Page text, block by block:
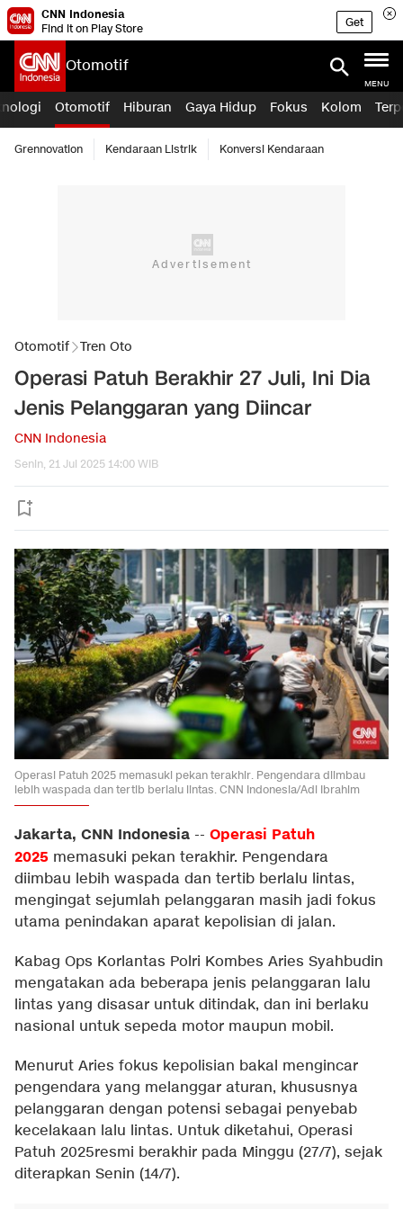
CNN Indonesia
Find it on Play Store
Get
Otomotif
MENU
Otomotif Hiburan Gaya Hidup Fokus Kolom
Grennovation Kendaraan Listrik Konversi Kendaraan
Otomotif Tren Oto
Operasi Patuh Berakhir 27 Juli, Ini Dia
Jenis Pelanggaran yang Diincar
CNN Indonesia
Senin, 21 Jul 2025 14:00 WIB
Operasi Patuh 2025 memasuki pekan terakhir. Pengendara diimbau
lebih waspada dan tertib berlalu lintas. CNN Indonesia/Adi Ibrahim
Jakarta, CNN Indonesia -- Operasi Patuh
2025 memasuki pekan terakhir. Pengendara
diimbau lebih waspada dan tertib berlalu lintas,
mengingat sejumlah pelanggaran masih jadi fokus
utama penindakan aparat kepolisian di jalan.
Kabag Ops Korlantas Polri Kombes Aries Syahbudin
mengatakan ada beberapa jenis pelanggaran lalu
lintas yang disasar untuk ditindak, dan ini berlaku
nasional untuk sepeda motor maupun mobil.
Menurut Aries fokus kepolisian bakal mengincar
pengendara yang melanggar aturan, khususnya
pelanggaran dengan potensi sebagai penyebab
kecelakaan lalu lintas. Untuk diketahui, Operasi
Patuh 2025resmi berakhir pada Minggu (27/7), sejak
diterapkan Senin (14/7).